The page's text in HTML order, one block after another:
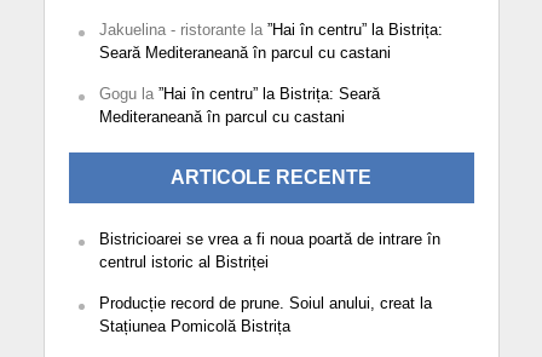
Jakuelina - ristorantela ”Hai în centru” la Bistrița:
Seară Mediteraneană în parcul cu castani
Gogula ”Hai în centru” la Bistrița: Seară
Mediteraneană în parcul cu castani
ARTICOLE RECENTE
Bistricioarei se vrea a fi noua poartă de intrare în
centrul istoric al Bistriței
Producție record de prune. Soiul anului, creat la
Stațiunea Pomicolă Bistrița